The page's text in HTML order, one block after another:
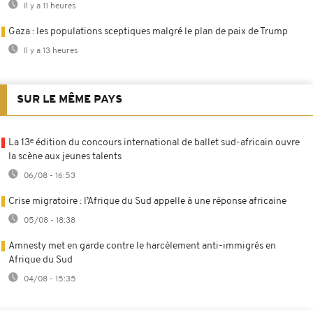
Il y a 11 heures
Gaza : les populations sceptiques malgré le plan de paix de Trump
Il y a 13 heures
SUR LE MÊME PAYS
La 13ᵉ édition du concours international de ballet sud-africain ouvre
la scène aux jeunes talents
06/08 - 16:53
Crise migratoire : l’Afrique du Sud appelle à une réponse africaine
05/08 - 18:38
Amnesty met en garde contre le harcèlement anti-immigrés en
Afrique du Sud
04/08 - 15:35